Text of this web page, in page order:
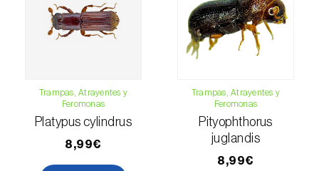
Gorgojo de la vid ( Otiorhynchus sulcatus)
Gorgojo del café / cacao (
Araecerus
Gorgojo del eucalipto ( Gonipterus platensis
Gorgojo verde ( Polydrusus chrysomela)
Gran barrenillo del pino (
Trampas, Atrayentes y
Feromonas
Platypus cylindrus
8,99€
Trampas, Atrayentes y
Feromonas
Pityophthorus
juglandis
8,99€